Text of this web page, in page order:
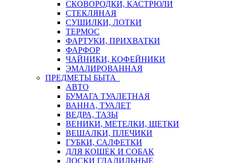
СКОВОРОДКИ, КАСТРЮЛИ
СТЕКЛЯНАЯ
СУШИЛКИ, ЛОТКИ
ТЕРМОС
ФАРТУКИ, ПРИХВАТКИ
ФАРФОР
ЧАЙНИКИ, КОФЕЙНИКИ
ЭМАЛИРОВАННАЯ
ПРЕДМЕТЫ БЫТА
АВТО
БУМАГА ТУАЛЕТНАЯ
ВАННА, ТУАЛЕТ
ВЕДРА, ТАЗЫ
ВЕНИКИ, МЕТЕЛКИ, ЩЕТКИ
ВЕШАЛКИ, ПЛЕЧИКИ
ГУБКИ, САЛФЕТКИ
ДЛЯ КОШЕК И СОБАК
ДОСКИ ГЛАДИЛЬНЫЕ